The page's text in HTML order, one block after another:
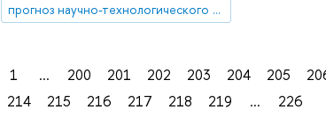
прогноз научно-технологического развития
1 ... 200 201 202 203 204 205
214
215 216 217 218 219 ... 226